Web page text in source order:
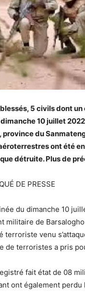
5 civils dont un
10 juillet
province du
ont été
détruite. Plus de
DE PRESSE
du dimanche 10
militaire de
terroriste venu
de terroristes a pris
fait état de 08
ont également perdu